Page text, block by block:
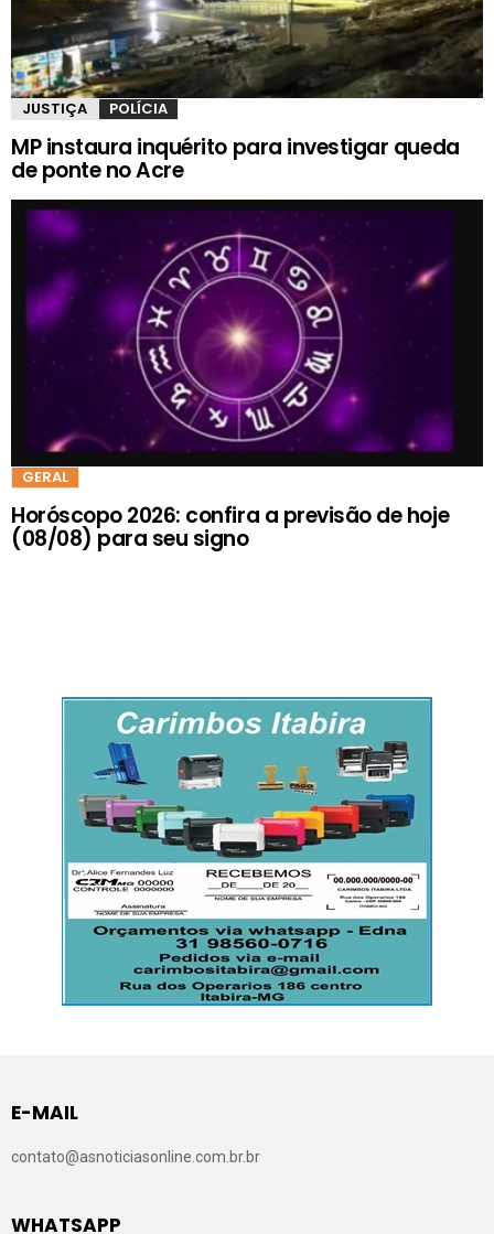
JUSTIÇA POLÍCIA
MP instaura inquérito para investigar queda
de ponte no Acre
GERAL
Horóscopo 2026: confira a previsão de hoje
(08/08) para seu signo
E-MAIL
contato@asnoticiasonline.com.br.br
WHATSAPP